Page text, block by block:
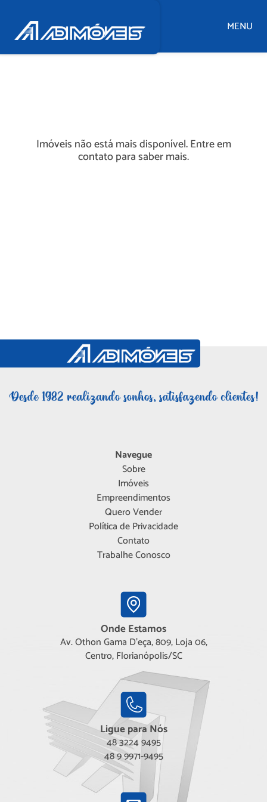
MENU
Imóveis não está mais disponível. Entre em
contato para saber mais.
Navegue
Sobre
Imóveis
Empreendimentos
Quero Vender
Política de Privacidade
Contato
Trabalhe Conosco
Onde Estamos
Av. Othon Gama D'eça, 809, Loja 06,
Centro, Florianópolis/SC
Ligue para Nós
48 3224 9495
48 9 9971-9495